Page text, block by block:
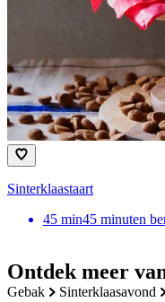
Ontdek meer
gebak sinterklaasavond
Sinterklaastaart
45 min45 minuten